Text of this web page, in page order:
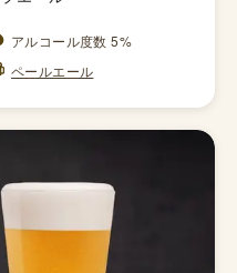
アルコール度数 5%
ペールエール